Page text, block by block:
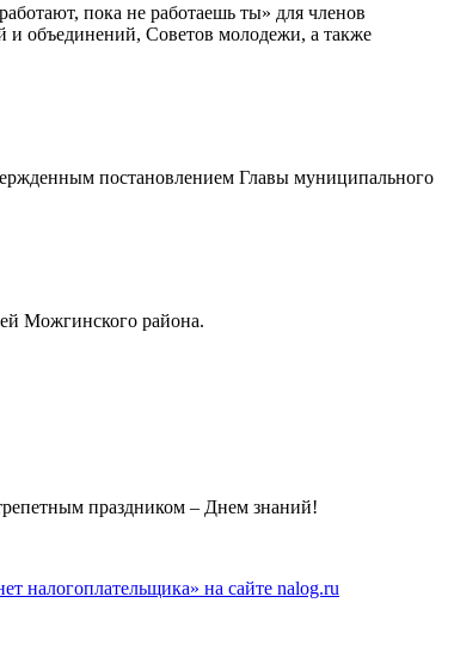
пока не работаешь ты» для членов
объединений, Советов молодежи, а также
постановлением Главы муниципального
Можгинского района.
праздником – Днем знаний!
налогоплательщика» на сайте nalog.ru